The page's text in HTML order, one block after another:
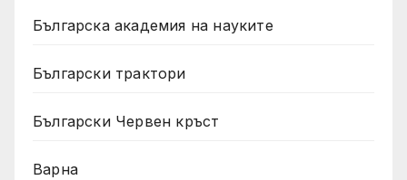
Българска академия на науките
Български трактори
Български Червен кръст
Варна